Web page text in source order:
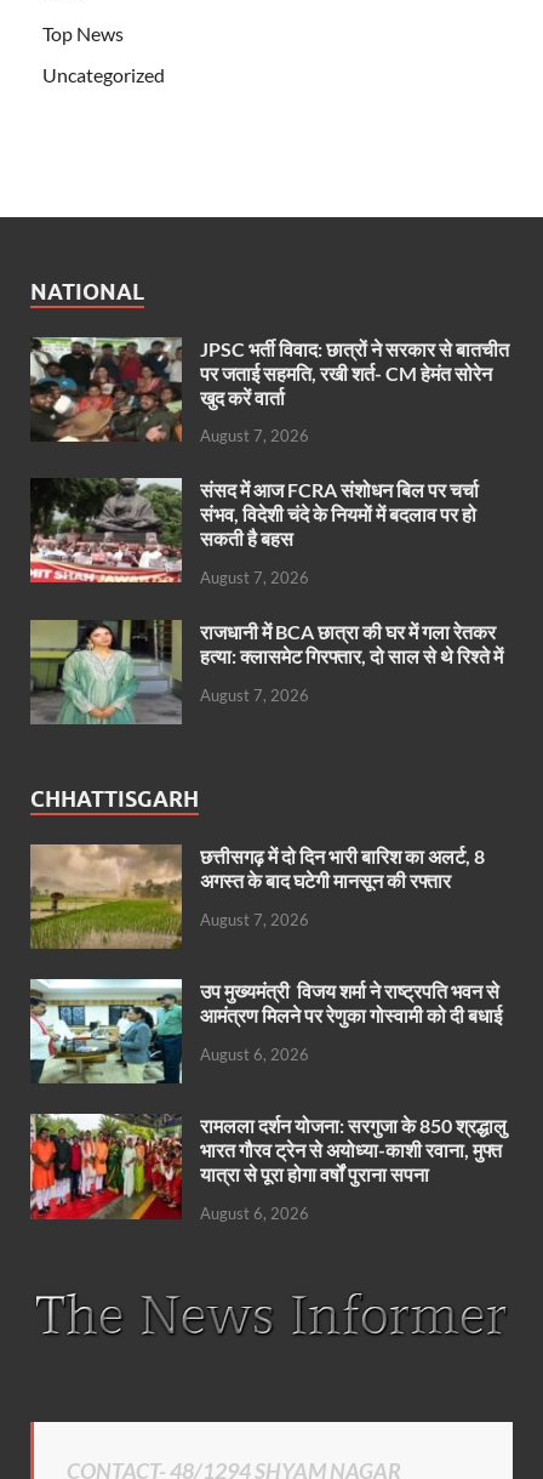
Top News
Uncategorized
NATIONAL
JPSC भर्ती विवाद: छात्रों ने सरकार से बातचीत
पर जताई सहमति, रखी शर्त- CM हेमंत सोरेन
खुद करें वार्ता
August 7, 2026
संसद में आज FCRA संशोधन बिल पर चर्चा
संभव, विदेशी चंदे के नियमों में बदलाव पर हो
सकती है बहस
August 7, 2026
राजधानी में BCA छात्रा की घर में गला रेतकर
हत्या: क्लासमेट गिरफ्तार, दो साल से थे रिश्ते में
August 7, 2026
CHHATTISGARH
छत्तीसगढ़ में दो दिन भारी बारिश का अलर्ट, 8
अगस्त के बाद घटेगी मानसून की रफ्तार
August 7, 2026
उप मुख्यमंत्री विजय शर्मा ने राष्ट्रपति भवन से
आमंत्रण मिलने पर रेणुका गोस्वामी को दी बधाई
August 6, 2026
रामलला दर्शन योजना: सरगुजा के 850 श्रद्धालु
भारत गौरव ट्रेन से अयोध्या-काशी रवाना, मुफ्त
यात्रा से पूरा होगा वर्षों पुराना सपना
August 6, 2026
CONTACT- 48/1294 SHYAM NAGAR